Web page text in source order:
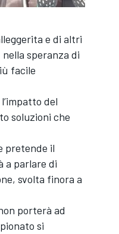
e di altri
speranza di
facile
del
soluzioni che
pretende il
a parlare di
svolta finora a
porterà ad
si